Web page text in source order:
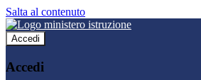
Salta al contenuto
Accedi
Accedi